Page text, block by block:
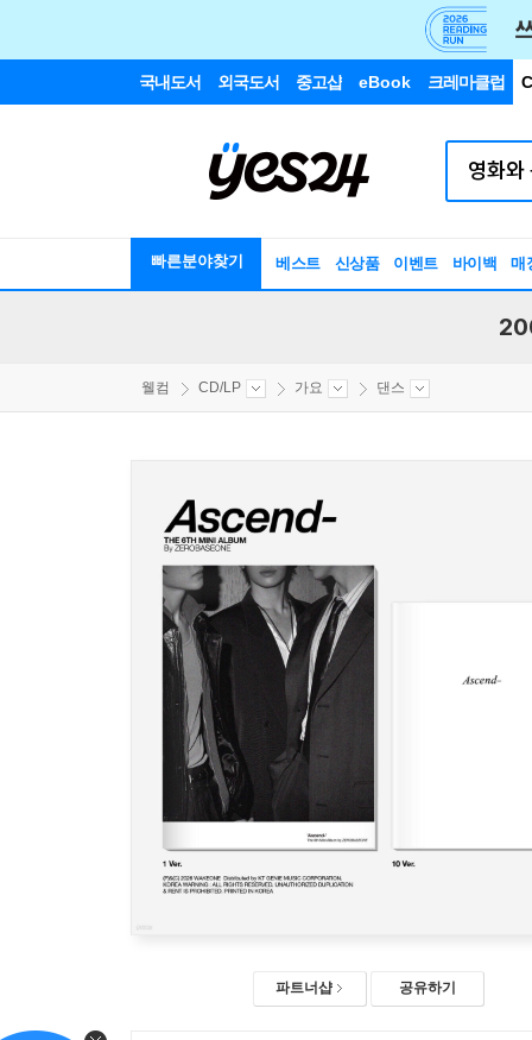
국내도서 외국도서 중고샵 eBook 크레마클럽
빠른분야찾기 베스트 신상품 이벤트 바이백 매
웰컴 CD/LP 가요 댄스
파트너샵 공유하기